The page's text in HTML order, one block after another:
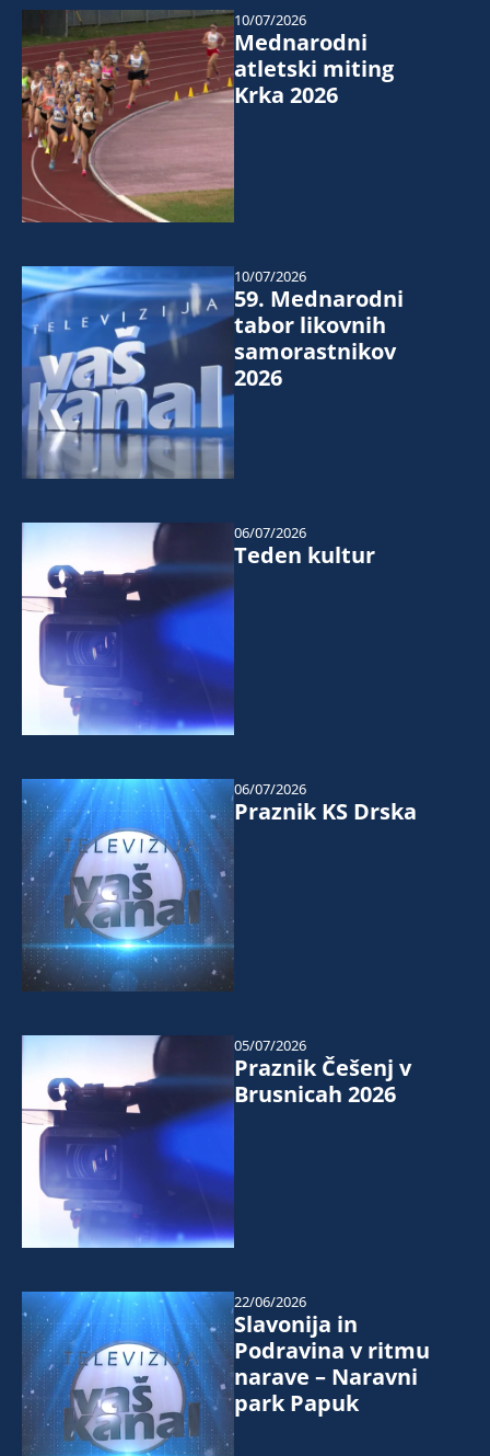
Mednarodni
atletski miting
Krka 2026
10/07/2026
59. Mednarodni
tabor likovnih
samorastnikov
2026
10/07/2026
Teden kultur
06/07/2026
Praznik KS Drska
06/07/2026
Praznik Češenj v
Brusnicah 2026
05/07/2026
Slavonija in
Podravina v ritmu
narave – Naravni
park Papuk
22/06/2026